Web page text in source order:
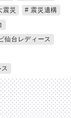
震災
震災遺構
仙台レディース